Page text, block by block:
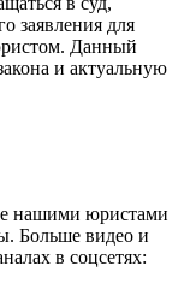
заявления для
Данный
и актуальную
нашими юристами
Больше видео и
в соцсетях: